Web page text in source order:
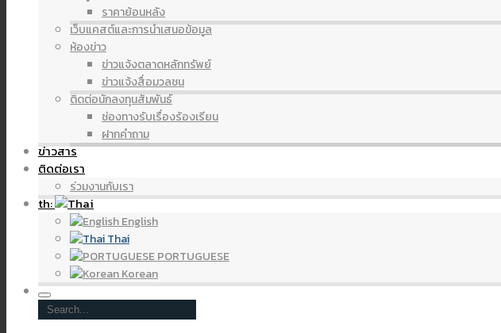
ราคาย้อนหลัง
เว็บแคสต์และการนำเสนอข้อมูล
ห้องข่าว
ข่าวแจ้งตลาดหลักทรัพย์
ข่าวแจ้งสื่อมวลชน
ติดต่อนักลงทุนสัมพันธ์
ช่องทางรับเรื่องร้องเรียน
ฝากคำถาม
ข่าวสาร
ติดต่อเรา
ร่วมงานกับเรา
th:
English
Thai
PORTUGUESE
Korean